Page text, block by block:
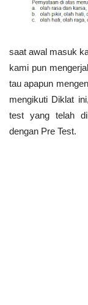
saat awal masuk
kami pun
tau apapun
mengikuti Diklat
test yang telah
dengan Pre Test.